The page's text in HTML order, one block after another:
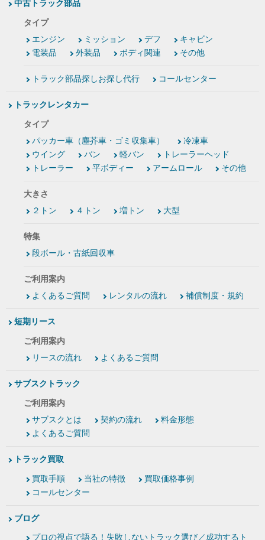
中古トラック部品
タイプ
エンジン
ミッション デフ
キャビン
電装品
外装品 ボディ関連 その他
トラック部品探しお探し代行 コールセンター
トラックレンタカー
タイプ
パッカー車（塵芥車・ゴミ収集車）
冷凍車
ウイング
バン 軽バン
トレーラーヘッド
トレーラー
平ボディー アームロール その他
大きさ
２トン
４トン 増トン 大型
特集
段ボール・古紙回収車
ご利用案内
よくあるご質問
レンタルの流れ 補償制度・規約
短期リース
ご利用案内
リースの流れ
よくあるご質問
サブスクトラック
ご利用案内
サブスクとは
契約の流れ
料金形態
よくあるご質問
トラック買取
買取手順 当社の特徴
買取価格事例
コールセンター
ブログ
プロの視点で語る！失敗しないトラック選び／成功するト